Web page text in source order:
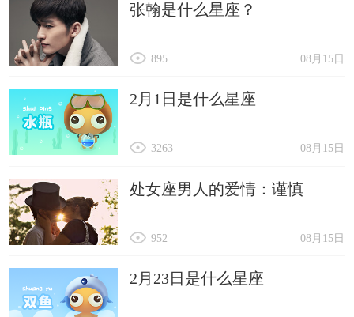
张翰是什么星座？
08月15日
895
2月1日是什么星座
08月15日
3263
处女座男人的爱情：谨慎
08月15日
952
2月23日是什么星座